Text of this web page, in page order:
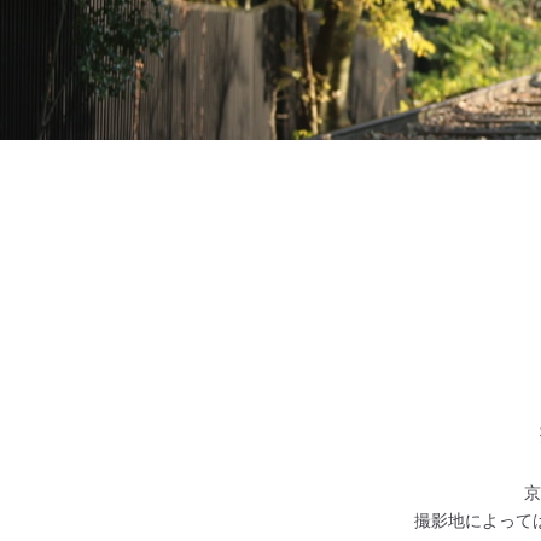
撮影地によって